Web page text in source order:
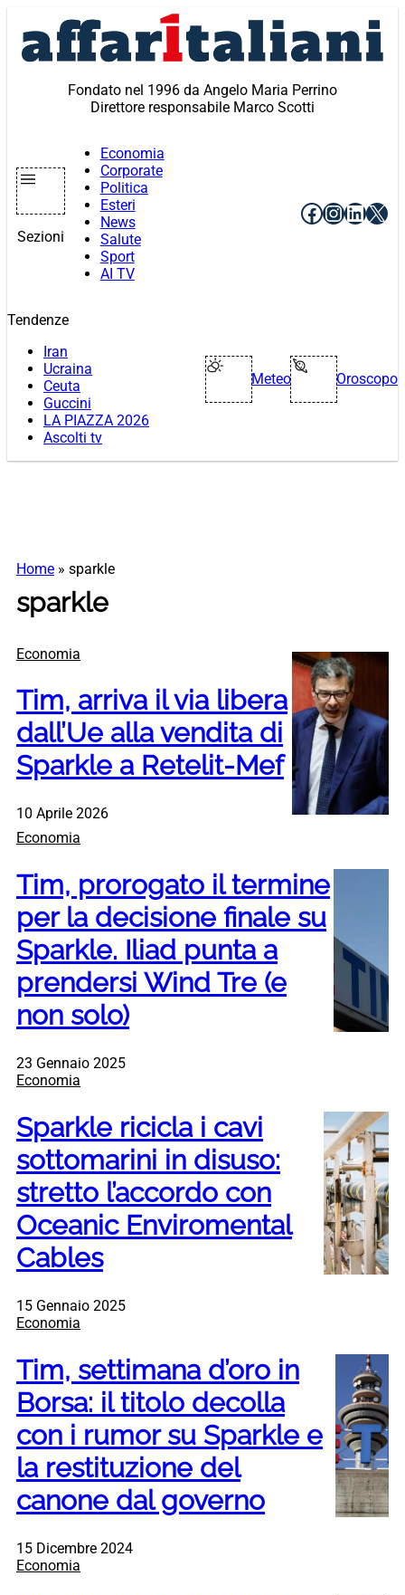
contenuto
Fondato nel 1996 da Angelo Maria Perrino
Direttore responsabile Marco Scotti
Sezioni
Economia
Corporate
Politica
Esteri
News
Salute
Sport
AI TV
Facebook
X
Tendenze
Iran
Ucraina
Ceuta
Guccini
LA PIAZZA 2026
Ascolti tv
Meteo Oroscopo
Home » sparkle
sparkle
Economia
Tim, arriva il via libera
dall’Ue alla vendita di
Sparkle a Retelit-Mef
10 Aprile 2026
Economia
Tim, prorogato il termine
per la decisione finale su
Sparkle. Iliad punta a
prendersi Wind Tre (e
non solo)
23 Gennaio 2025
Economia
Sparkle ricicla i cavi
sottomarini in disuso:
stretto l’accordo con
Oceanic Enviromental
Cables
15 Gennaio 2025
Economia
Tim, settimana d’oro in
Borsa: il titolo decolla
con i rumor su Sparkle e
la restituzione del
canone dal governo
15 Dicembre 2024
Economia